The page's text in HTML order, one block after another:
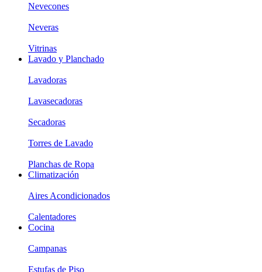
Nevecones
Neveras
Vitrinas
Lavado y Planchado
Lavadoras
Lavasecadoras
Secadoras
Torres de Lavado
Planchas de Ropa
Climatización
Aires Acondicionados
Calentadores
Cocina
Campanas
Estufas de Piso